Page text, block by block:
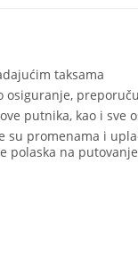
taksama
osiguranje,
putnika, kao i sve
su promenama i
polaska na putovanje